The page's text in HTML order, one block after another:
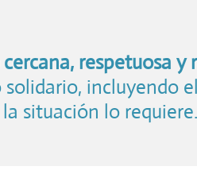
respetuosa y
incluyendo
la situación lo requiere.